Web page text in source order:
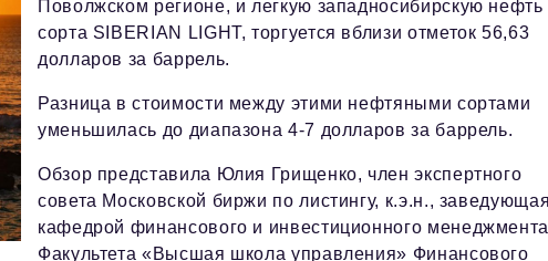
Поволжском регионе, и легкую западносибирскую нефть
сорта SIBERIAN LIGHT, торгуется вблизи отметок 56,63
долларов за баррель.
Разница в стоимости между этими нефтяными сортами
уменьшилась до диапазона 4-7 долларов за баррель.
Обзор представила Юлия Грищенко, член экспертного
совета Московской биржи по листингу, к.э.н., заведующая
кафедрой финансового и инвестиционного менеджмента
Факультета «Высшая школа управления» Финансового